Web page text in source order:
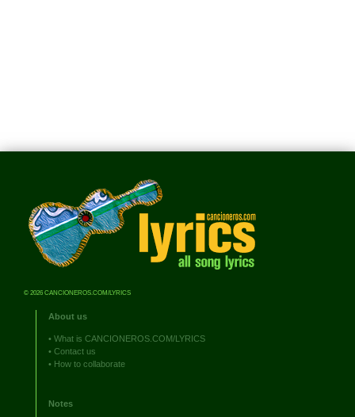
© 2026 CANCIONEROS.COM/LYRICS
About us
• What is CANCIONEROS.COM/LYRICS
• Contact us
• How to collaborate
Notes